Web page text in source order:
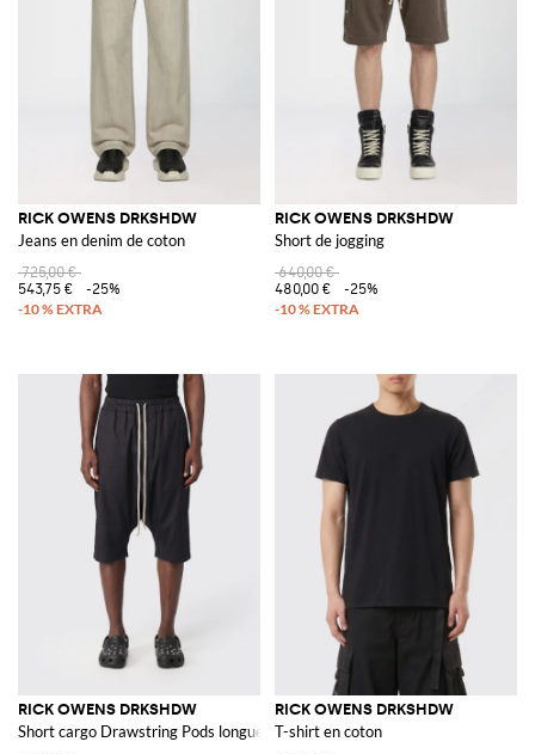
RICK OWENS DRKSHDW
Jeans en denim de coton
725,00 €
543,75 €
-25%
RICK OWENS DRKSHDW
Short de jogging
640,00 €
480,00 €
-25%
RICK OWENS DRKSHDW
Short cargo Drawstring Pods longueur genou avec cordon
RICK OWENS DRKSHDW
T-shirt en coton